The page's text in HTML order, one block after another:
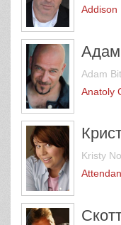
Addison
Адам
Adam
Anatoly
Kristy